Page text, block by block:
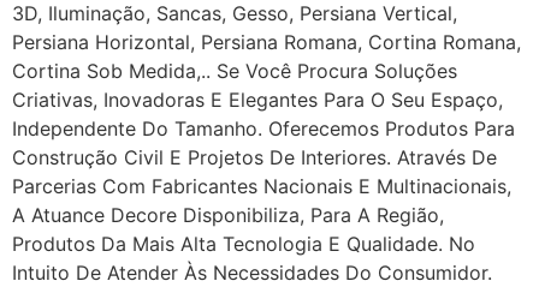
3D, Iluminação, Sancas, Gesso, Persiana Vertical,
Persiana Horizontal, Persiana Romana, Cortina Romana,
Cortina Sob Medida,.. Se Você Procura Soluções
Criativas, Inovadoras E Elegantes Para O Seu Espaço,
Independente Do Tamanho. Oferecemos Produtos Para
Construção Civil E Projetos De Interiores. Através De
Parcerias Com Fabricantes Nacionais E Multinacionais,
A Atuance Decore Disponibiliza, Para A Região,
Produtos Da Mais Alta Tecnologia E Qualidade. No
Intuito De Atender Às Necessidades Do Consumidor.